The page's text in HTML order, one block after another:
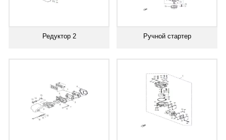
Редуктор 2 Ручной стартер